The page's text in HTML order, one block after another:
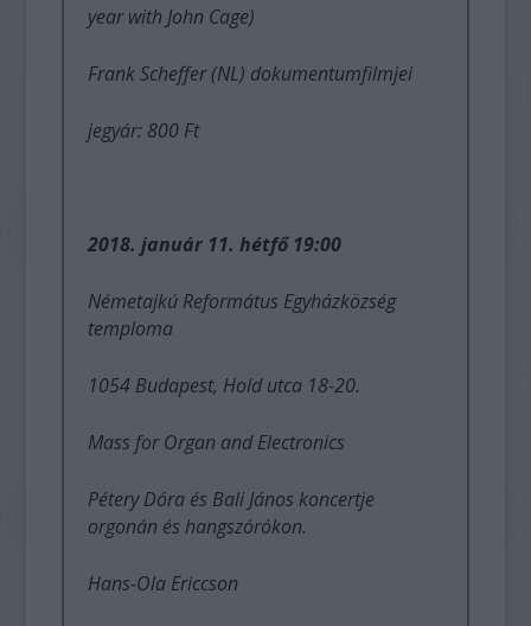
year with John Cage)
Frank Scheffer (NL) dokumentumfilmjei
jegyár: 800 Ft
2018. január 11. hétfő 19:00
Németajkú Református Egyházközség
temploma
1054 Budapest, Hold utca 18-20.
Mass for Organ and Electronics
Pétery Dóra és Bali János koncertje
orgonán és hangszórókon.
Hans-Ola Ericcson